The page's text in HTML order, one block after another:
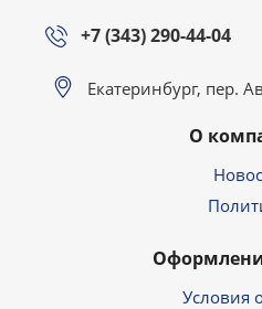
О
Условия
+7 (343) 290-44-04
Екатеринбург, пер.